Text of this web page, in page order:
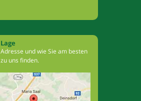
Lage
Adresse und wie Sie am besten
zu uns finden.